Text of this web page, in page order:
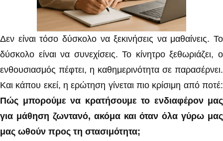
Δεν είναι τόσο δύσκολο να ξεκινήσεις να μαθαίνεις. Το
δύσκολο είναι να συνεχίσεις. Το κίνητρο ξεθωριάζει, ο
ενθουσιασμός πέφτει, η καθημερινότητα σε παρασέρνει.
Και κάπου εκεί, η ερώτηση γίνεται πιο κρίσιμη από ποτέ:
Πώς μπορούμε να κρατήσουμε το ενδιαφέρον μας
για μάθηση ζωντανό, ακόμα και όταν όλα γύρω μας
μας ωθούν προς τη στασιμότητα;